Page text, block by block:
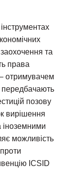
та
права
отримувачем
передбачають
позову
вирішення
іноземними
можливість
ICSID